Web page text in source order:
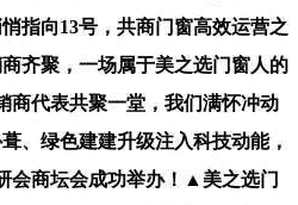
指向13号，共商门窗高效运营之
齐聚，一场属于美之选门窗人的
商代表共聚一堂，我们满怀冲动
、绿色建建升级注入科技动能，
会商坛会成功举办！▲美之选门